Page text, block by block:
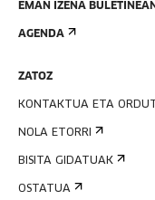
EMAN IZENA BULETINEAN
AGENDA
ZATOZ
KONTAKTUA ETA
NOLA ETORRI
BISITA GIDATUAK
OSTATUA